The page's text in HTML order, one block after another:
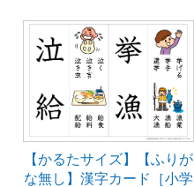
【かるたサイズ】【ふりが
な無し】漢字カード［小学